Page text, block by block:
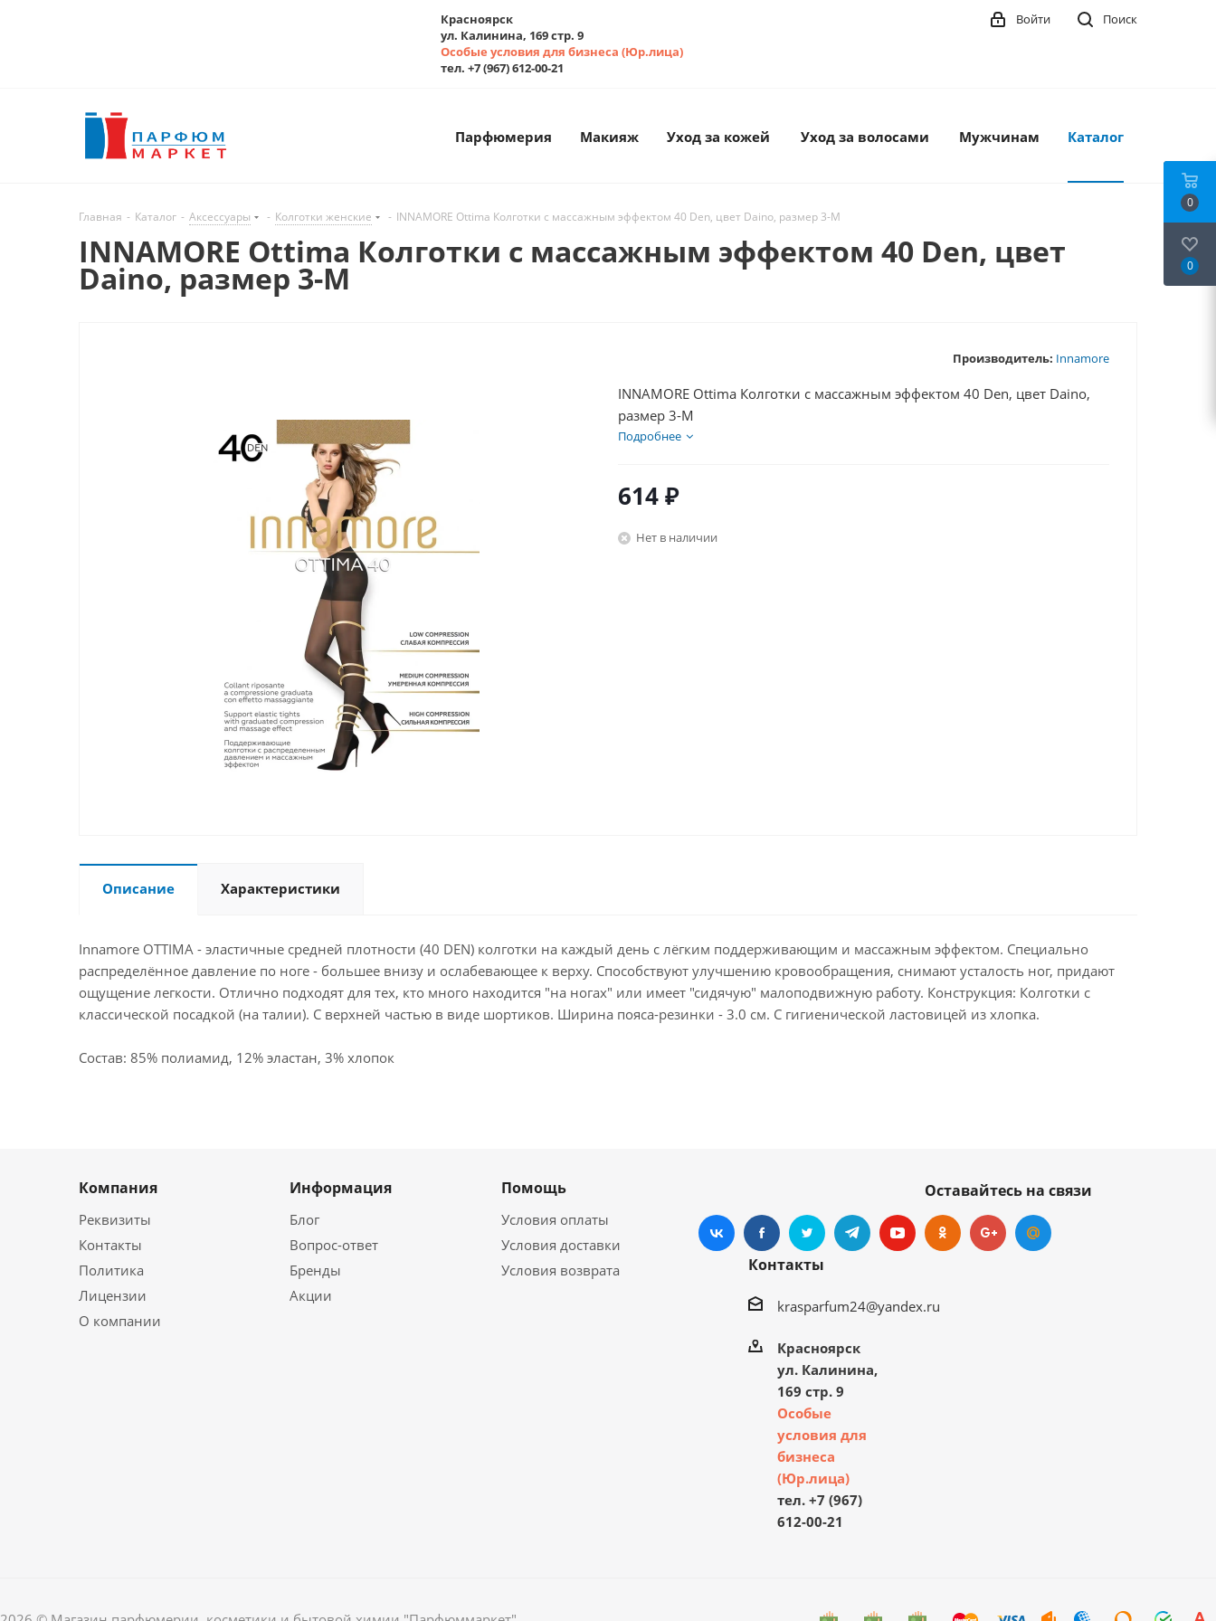
Красноярск
ул. Калинина, 169 стр. 9
Особые условия для бизнеса (Юр.лица)
тел. +7 (967) 612-00-21
Поиск
Войти
Парфюмерия Макияж Уход за кожей Уход за волосами Мужчинам Каталог
Главная - Каталог - Аксессуары - Колготки женские - INNAMORE Ottima Колготки с массажным эффектом 40 Den, цвет Daino, размер 3-M
INNAMORE Ottima Колготки с массажным эффектом 40 Den, цвет
Daino, размер 3-M
Производитель: Innamore
INNAMORE Ottima Колготки с массажным эффектом 40 Den, цвет Daino,
размер 3-M
Подробнее
614₽
Нет в наличии
Описание Характеристики
Innamore OTTIMA - эластичные средней плотности (40 DEN) колготки на каждый день с лёгким поддерживающим и массажным эффектом. Специально
распределённое давление по ноге - большее внизу и ослабевающее к верху. Способствуют улучшению кровообращения, снимают усталость ног, придают
ощущение легкости. Отлично подходят для тех, кто много находится "на ногах" или имеет "сидячую" малоподвижную работу. Конструкция: Колготки с
классической посадкой (на талии). С верхней частью в виде шортиков. Ширина пояса-резинки - 3.0 см. С гигиенической ластовицей из хлопка.
Состав: 85% полиамид, 12% эластан, 3% хлопок
Компания
Реквизиты
Контакты
Политика
Лицензии
О компании
Информация
Блог
Вопрос-ответ
Бренды
Акции
Помощь
Условия оплаты
Условия доставки
Условия возврата
Оставайтесь на связи
Контакты
krasparfum24@yandex.ru
Красноярск
ул. Калинина,
169 стр. 9
Особые
условия для
бизнеса
(Юр.лица)
тел. +7 (967)
612-00-21
0
0